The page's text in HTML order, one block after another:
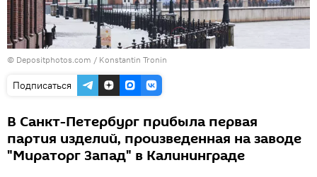
© Depositphotos.com / Konstantin Tronin
Подписаться
В Санкт-Петербург прибыла первая
партия изделий, произведенная на заводе
"Мираторг Запад" в Калининграде